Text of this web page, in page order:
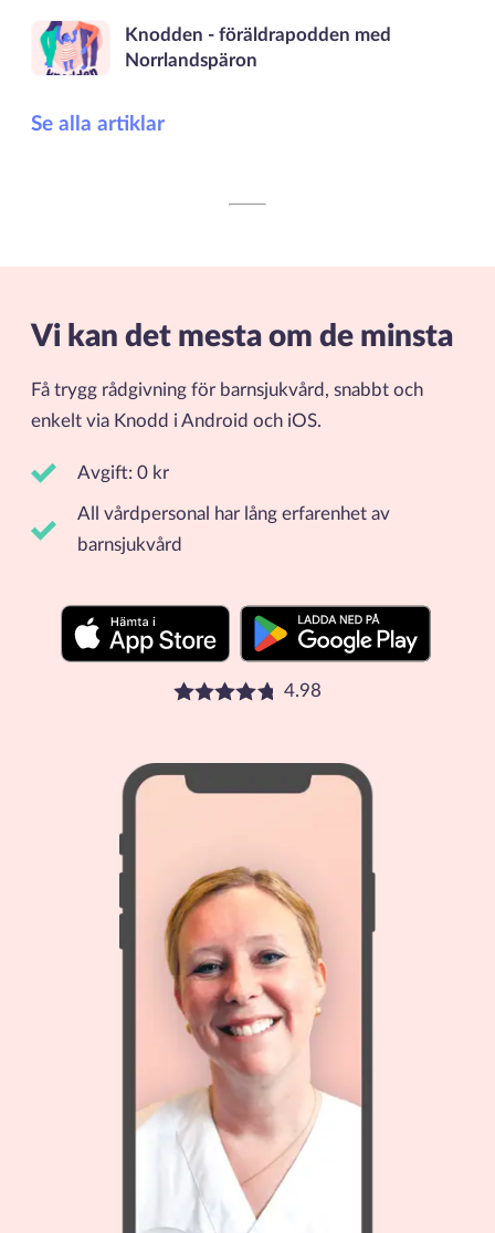
Knodden - föräldrapodden med
Norrlandspäron
Se alla artiklar
Vi kan det mesta om de minsta
Få trygg rådgivning för barnsjukvård, snabbt och
enkelt via Knodd i Android och iOS.
Avgift: 0 kr
All vårdpersonal har lång erfarenhet av
barnsjukvård
Betyg: 4.98 stjärnor 4.98